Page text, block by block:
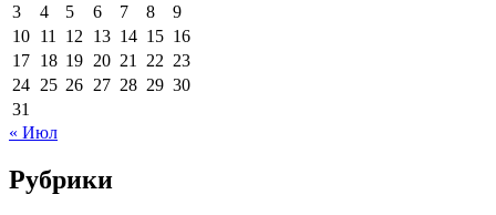
3
4 5 6 7 8
9
10 11 12 13 14 15 16
17 18 19 20 21 22 23
24 25 26 27 28 29 30
31
« Июл
Рубрики